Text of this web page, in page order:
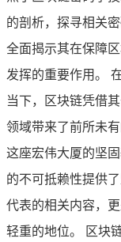
的剖析，探寻相关
全面揭示其在保障
发挥的重要作用。
当下，区块链凭借
领域带来了前所未
这座宏伟大厦的坚
的不可抵赖性提供
代表的相关内容，
轻重的地位。 区块